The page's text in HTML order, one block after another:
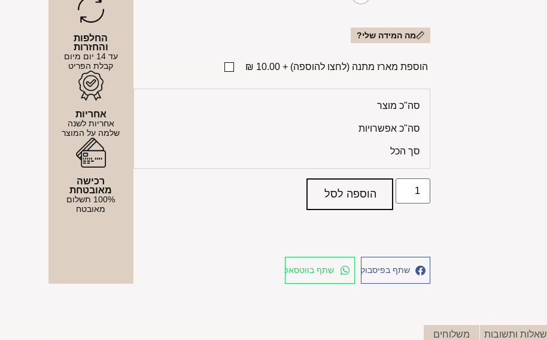
מה המידה שלי?
הוספת מארז מתנה (לחצו להוספה) +
10.00 ₪
סה"כ מוצר
סה"כ אפשרויות
סך הכל
הוספה לסל
שתף בפיסבוק שתף בווטסאפ
החלפות
והחזרות
עד 14 יום מיום
קבלת הפריט
אחריות
אחריות לשנה
שלמה על המוצר
רכישה
מאובטחת
100% תשלום
מאובטח
שאלות ותשובות משלוחים